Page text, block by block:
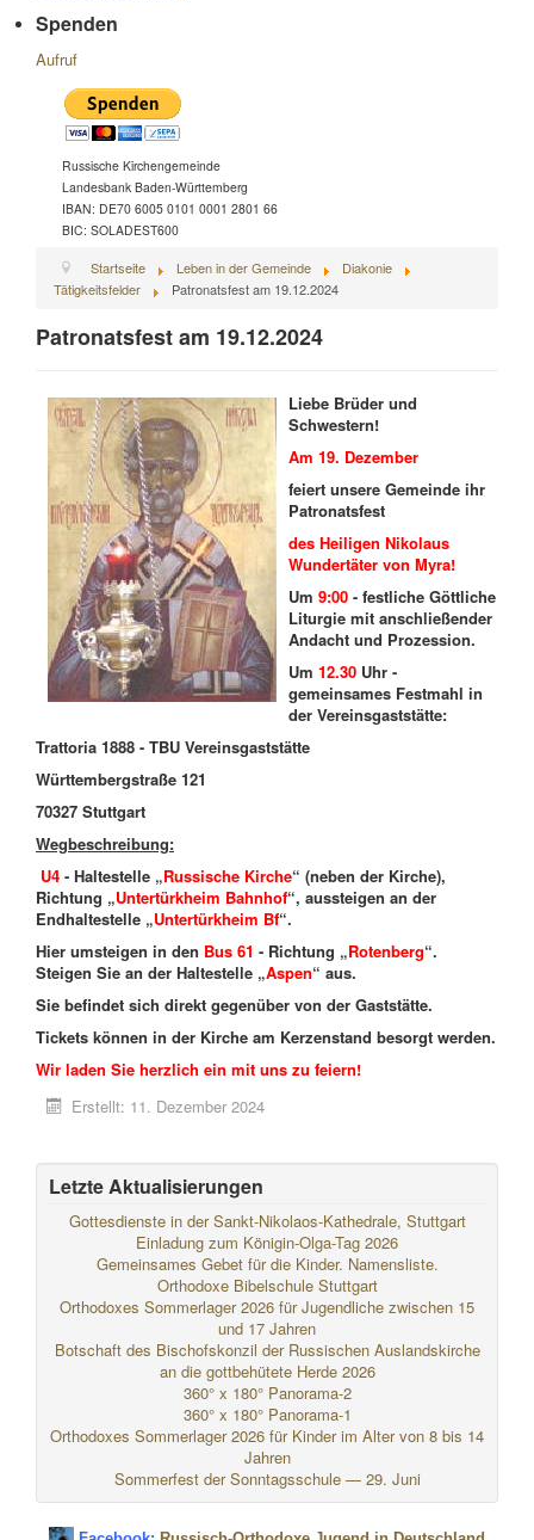
Spenden
Aufruf
Russische Kirchengemeinde
Landesbank Baden-Württemberg
IBAN: DE70 6005 0101 0001 2801 66
BIC: SOLADEST600
Startseite Leben in der Gemeinde
Diakonie
Tätigkeitsfelder
Patronatsfest am 19.12.2024
Patronatsfest am 19.12.2024
Liebe Brüder und
Schwestern!
Am 19. Dezember
feiert unsere Gemeinde ihr
Patronatsfest
des Heiligen Nikolaus
Wundertäter von Myra!
Um 9:00 - festliche Göttliche
Liturgie mit anschließender
Andacht und Prozession.
Um 12.30 Uhr -
gemeinsames Festmahl in
der Vereinsgaststätte:
Trattoria 1888 - TBU Vereinsgaststätte
Württembergstraße 121
70327 Stuttgart
Wegbeschreibung:
U4 - Haltestelle „Russische Kirche“ (neben der Kirche),
Richtung „Untertürkheim Bahnhof“, aussteigen an der
Endhaltestelle „Untertürkheim Bf“.
Hier umsteigen in den Bus 61 - Richtung „Rotenberg“.
Steigen Sie an der Haltestelle „Aspen“ aus.
Sie befindet sich direkt gegenüber von der Gaststätte.
Tickets können in der Kirche am Kerzenstand besorgt werden.
Wir laden Sie herzlich ein mit uns zu feiern!
Erstellt: 11. Dezember 2024
Letzte Aktualisierungen
Gottesdienste in der Sankt-Nikolaos-Kathedrale, Stuttgart
Einladung zum Königin-Olga-Tag 2026
Gemeinsames Gebet für die Kinder. Namensliste.
Orthodoxe Bibelschule Stuttgart
Orthodoxes Sommerlager 2026 für Jugendliche zwischen 15
und 17 Jahren
Botschaft des Bischofskonzil der Russischen Auslandskirche
an die gottbehütete Herde 2026
360° x 180° Panorama-2
360° x 180° Panorama-1
Orthodoxes Sommerlager 2026 für Kinder im Alter von 8 bis 14
Jahren
Sommerfest der Sonntagsschule — 29. Juni